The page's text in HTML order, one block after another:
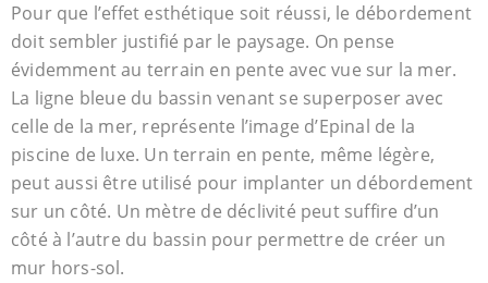
Pour que l’effet esthétique soit réussi, le débordement
doit sembler justifié par le paysage. On pense
évidemment au terrain en pente avec vue sur la mer.
La ligne bleue du bassin venant se superposer avec
celle de la mer, représente l’image d’Epinal de la
piscine de luxe. Un terrain en pente, même légère,
peut aussi être utilisé pour implanter un débordement
sur un côté. Un mètre de déclivité peut suffire d’un
côté à l’autre du bassin pour permettre de créer un
mur hors-sol.